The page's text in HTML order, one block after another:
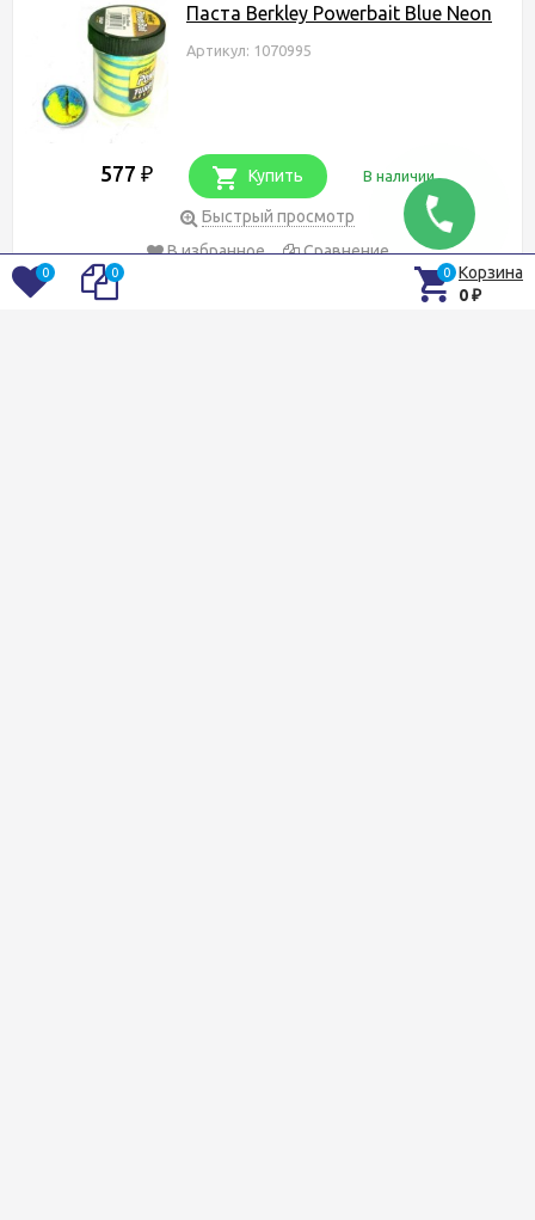
Паста Berkley Powerbait Blue Neon
Артикул: 1070995
577 ₽ Купить В наличии
Быстрый просмотр
В избранное
Сравнение
0 0 0 Корзина
0 ₽